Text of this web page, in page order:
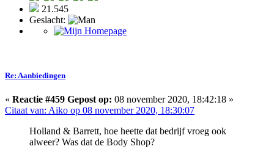
21.545
Geslacht:
Re: Aanbiedingen
« Reactie #459 Gepost op: 08 november 2020, 18:42:18 »
Citaat van: Aiko op 08 november 2020, 18:30:07
Holland & Barrett, hoe heette dat bedrijf vroeg ook
alweer? Was dat de Body Shop?